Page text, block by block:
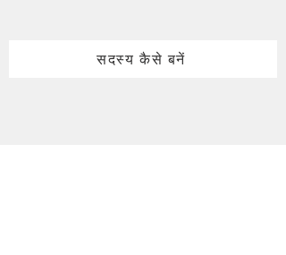
सदस्य कैसे बनें